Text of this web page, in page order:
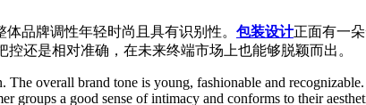
体品牌调性年轻时尚且具有识别性。 包装设计正面有一
控还是相对准确，在未来终端市场上也能够脱颖而出。
The overall brand tone is young, fashionable and
groups a good sense of intimacy and conforms to their